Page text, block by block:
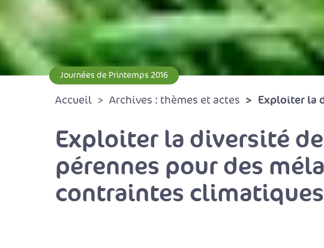
Journées de Printemps 2016
Accueil Archives : thèmes et actes Exploiter la
Exploiter la diversité
pérennes pour des
contraintes climatiques